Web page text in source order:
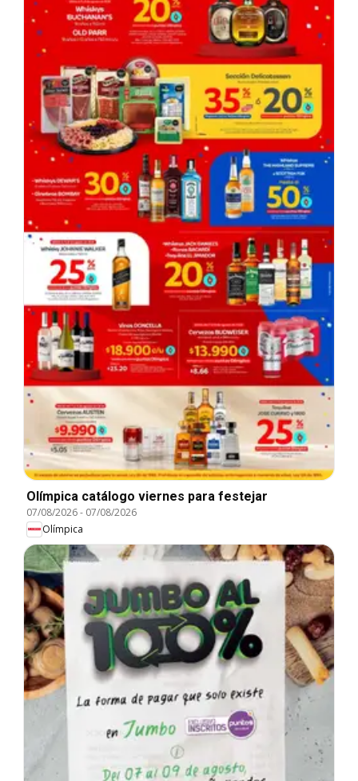
Olímpica catálogo viernes para festejar
07/08/2026- 07/08/2026
Olímpica